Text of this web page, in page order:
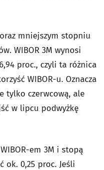
mniejszym stopniu
WIBOR 3M wynosi
proc., czyli ta różnica
WIBOR-u. Oznacza
tylko czerwcową, ale
w lipcu podwyżkę
em 3M i stopą
ok. 0,25 proc. Jeśli